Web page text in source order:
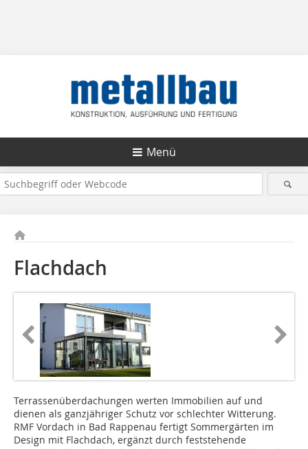
Menü
Flachdach
Terrassenüberdachungen werten Immobilien auf und
dienen als ganzjähriger Schutz vor schlechter Witterung.
RMF Vordach in Bad Rappenau fertigt Sommergärten im
Design mit Flachdach, ergänzt durch feststehende